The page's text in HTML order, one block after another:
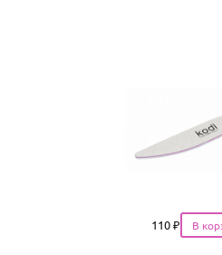
Цена
110 ₽